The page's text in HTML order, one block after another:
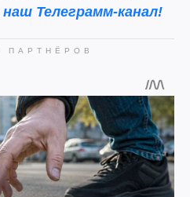
наш Телеграмм-канал!